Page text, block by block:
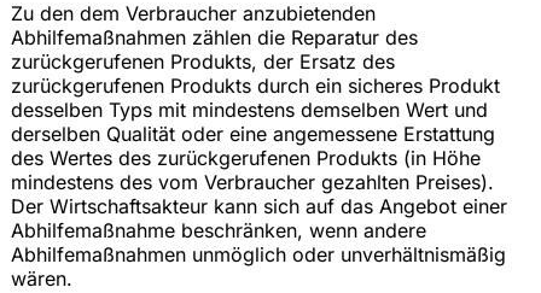
Zu den dem Verbraucher anzubietenden
Abhilfemaßnahmen zählen die Reparatur des
zurückgerufenen Produkts, der Ersatz des
zurückgerufenen Produkts durch ein sicheres Produkt
desselben Typs mit mindestens demselben Wert und
derselben Qualität oder eine angemessene Erstattung
des Wertes des zurückgerufenen Produkts (in Höhe
mindestens des vom Verbraucher gezahlten Preises).
Der Wirtschaftsakteur kann sich auf das Angebot einer
Abhilfemaßnahme beschränken, wenn andere
Abhilfemaßnahmen unmöglich oder unverhältnismäßig
wären.